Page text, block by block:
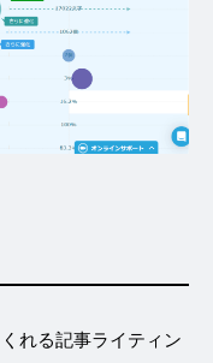
れる記事ライティン